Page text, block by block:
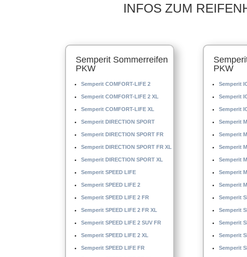
INFOS ZUM
Semperit Sommerreifen
PKW
Semperit COMFORT-LIFE 2
Semperit COMFORT-LIFE 2 XL
Semperit COMFORT-LIFE XL
Semperit DIRECTION SPORT
Semperit DIRECTION SPORT FR
Semperit DIRECTION SPORT FR XL
Semperit DIRECTION SPORT XL
Semperit SPEED LIFE
Semperit SPEED LIFE 2
Semperit SPEED LIFE 2 FR
Semperit SPEED LIFE 2 FR XL
Semperit SPEED LIFE 2 SUV FR
Semperit SPEED LIFE 2 XL
Semperit SPEED LIFE FR
PKW
Semperit
Semperit
Semperit
Semperit
Semperit
Semperit
Semperit
Semperit
Semperit
Semperit
Semperit
Semperit
Semperit
Semperit